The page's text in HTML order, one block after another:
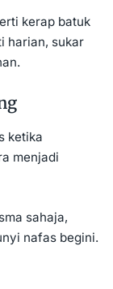
kerap batuk
harian, sukar
ketika
menjadi
sahaja,
nafas begini.